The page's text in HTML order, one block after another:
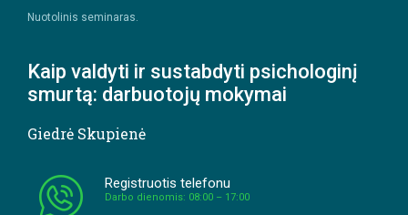
Nuotolinis seminaras.
Kaip valdyti ir sustabdyti psichologinį
smurtą: darbuotojų mokymai
Giedrė Skupienė
Registruotis telefonu
Darbo dienomis: 08:00 – 17:00